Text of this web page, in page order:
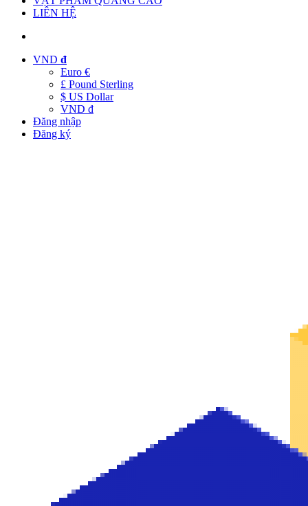
LIÊN HỆ
VND đ
Euro €
£ Pound Sterling
$ US Dollar
VND đ
Đăng nhập
Đăng ký